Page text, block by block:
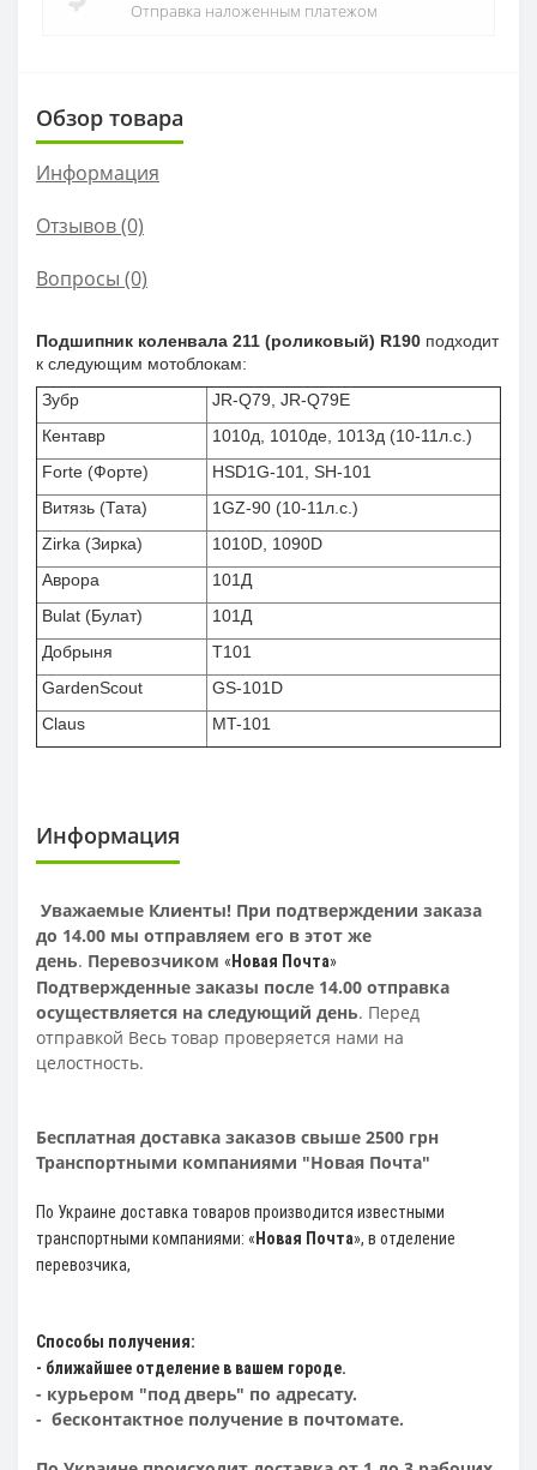
Отправка наложенным платежом
Обзор товара
Информация
Отзывов (0)
Вопросы (0)
Подшипник коленвала 211 (роликовый) R190 подходит
к следующим мотоблокам:
Зубр
JR-Q79, JR-Q79E
Кентавр
1010д, 1010де, 1013д (10-11л.с.)
Forte (Форте)
HSD1G-101, SH-101
Витязь (Тата)
1GZ-90 (10-11л.с.)
Zirka (Зирка)
1010D, 1090D
Аврора
101Д
Bulat (Булат)
101Д
Добрыня
T101
GardenScout
GS-101D
Claus
MT-101
Информация
Уважаемые Клиенты! При подтверждении заказа
до 14.00 мы отправляем его в этот же
день. Перевозчиком «Новая Почта»
Подтвержденные заказы после 14.00 отправка
осуществляется на следующий день. Перед
отправкой Весь товар проверяется нами на
целостность.
Бесплатная доставка заказов свыше 2500 грн
Транспортными компаниями "Новая Почта"
По Украине доставка товаров производится известными
транспортными компаниями: «Новая Почта», в отделение
перевозчика,
Способы получения:
- ближайшее отделение в вашем городе.
- курьером "под дверь" по адресату.
- бесконтактное получение в почтомате.